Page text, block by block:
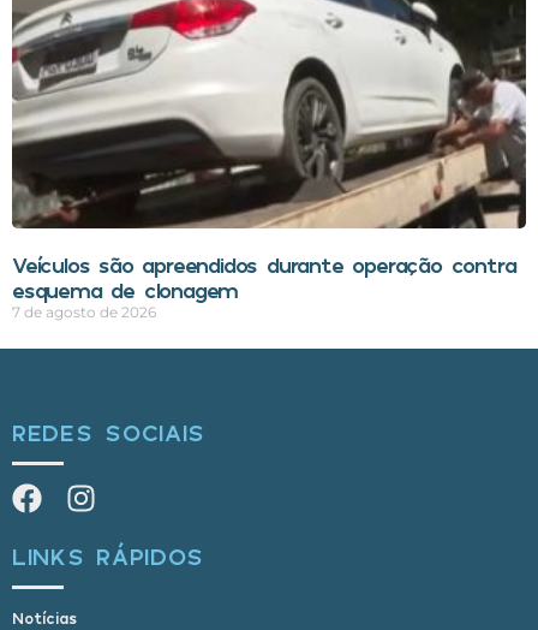
Veículos são apreendidos durante operação contra
esquema de clonagem
7 de agosto de 2026
REDES SOCIAIS
LINKS RÁPIDOS
Notícias